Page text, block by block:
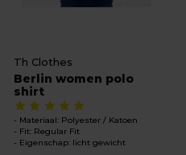
Th Clothes
Berlin women polo
shirt
Materiaal: Polyester / Katoen
Fit: Regular Fit
Eigenschap: licht gewicht